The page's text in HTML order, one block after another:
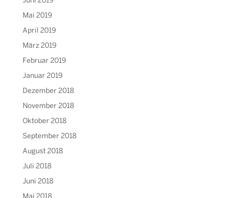
Mai 2019
April 2019
März 2019
Februar 2019
Januar 2019
Dezember 2018
November 2018
Oktober 2018
September 2018
August 2018
Juli 2018
Juni 2018